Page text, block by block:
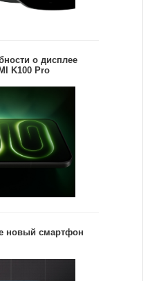
о дисплее
K100 Pro
новый смартфон